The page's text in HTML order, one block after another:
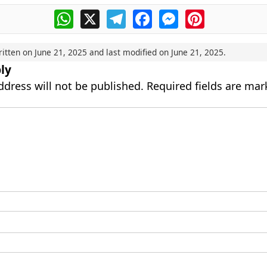
WhatsApp
X TelegramFacebookMessengerPinterest
on June 21, 2025 and last modified on June 21, 2025.
will not be published. Required fields are